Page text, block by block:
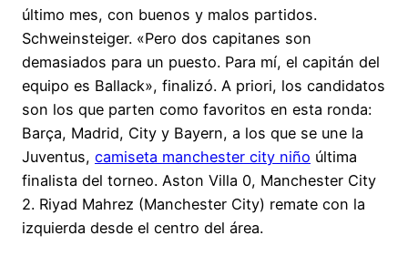
último mes, con buenos y malos partidos.
Schweinsteiger. «Pero dos capitanes son
demasiados para un puesto. Para mí, el capitán del
equipo es Ballack», finalizó. A priori, los candidatos
son los que parten como favoritos en esta ronda:
Barça, Madrid, City y Bayern, a los que se une la
Juventus, camiseta manchester city niño última
finalista del torneo. Aston Villa 0, Manchester City
2. Riyad Mahrez (Manchester City) remate con la
izquierda desde el centro del área.